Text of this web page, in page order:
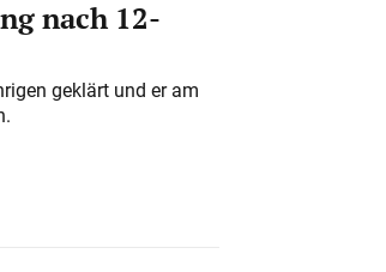
nach 12-
geklärt und er am